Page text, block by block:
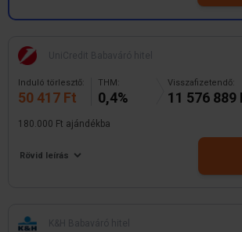
Induló törlesztő:
50 417 Ft
THM:
0,4%
Visszafizetendő:
11 576 889
180.000 Ft ajándékba
Rövid leírás